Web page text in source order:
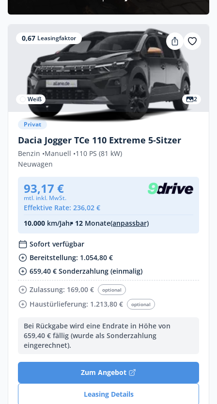
0,67 Leasingfaktor
Weiß 2
Privat
Dacia Jogger TCe 110 Extreme 5-Sitzer
Benzin •Manuell •110 PS (81 kW)
Neuwagen
93,17 €
mtl. inkl. MwSt.
Effektive Rate: 236,02 €
10.000 km/Jahr• 12 Monate(anpassbar)
Sofort verfügbar
Bereitstellung: 1.054,80 €
659,40 € Sonderzahlung (einmalig)
Zulassung: 169,00 €
optional
Haustürlieferung: 1.213,80 € optional
Bei Rückgabe wird eine Endrate in Höhe von
659,40 € fällig (wurde als Sonderzahlung
eingerechnet).
Zum Angebot
Leasing Details